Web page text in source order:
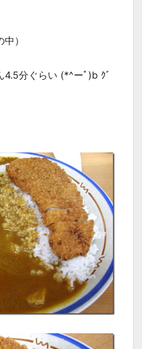
）
4.5分ぐらい (*^ーﾟ)b ｸﾞ